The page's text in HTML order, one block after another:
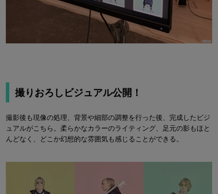
撮りおろしビジュアル公開！
撮影後も現像の処理、背景や細部の調整を行った後、完成したビジ
ュアルがこちら。柔らかなカラーのライティング、足元の影もほと
んどなく、どこか幻想的な雰囲気も感じることができる。